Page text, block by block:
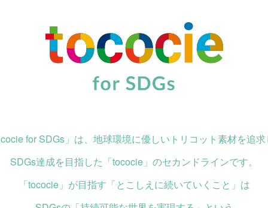
for SDGs」は、地球環境に優しいトリコット素材を追
SDGs達成を目指した「tococie」のセカンドラインです。
「tococie」が目指す「とこしえに続いていくこと」は